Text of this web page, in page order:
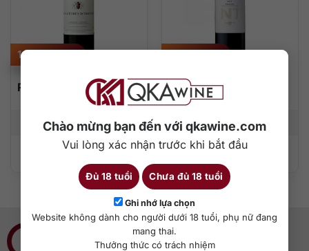
Chào mừng bạn đến với qkawine.com
Vui lòng xác nhận trước khi bắt đầu
Đủ 18 tuổi Chưa đủ 18 tuổi
Ghi nhớ lựa chọn
Website không dành cho người dưới 18 tuổi, phụ nữ đang
mang thai.
Thưởng thức có trách nhiệm
Rượu vang Les Cèdres
D’hosten
1.010.000₫
750 ml 13%
Dourthe No. 1 Graves
750.000₫
750 ml 13,5%